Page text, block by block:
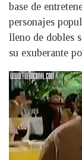
base de
personajes
lleno de dobles
su exuberante